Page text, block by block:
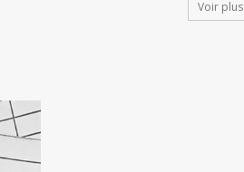
Voir plus